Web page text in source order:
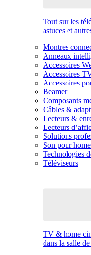
Tout sur les
astuces et
Montres
Anneaux
Accessoires
Accessoires
Accessoires
Beamer
Composants
Câbles &
Lecteurs &
Lecteurs
Solutions
Son pour
Technologies
Téléviseurs
TV & home
dans la salle